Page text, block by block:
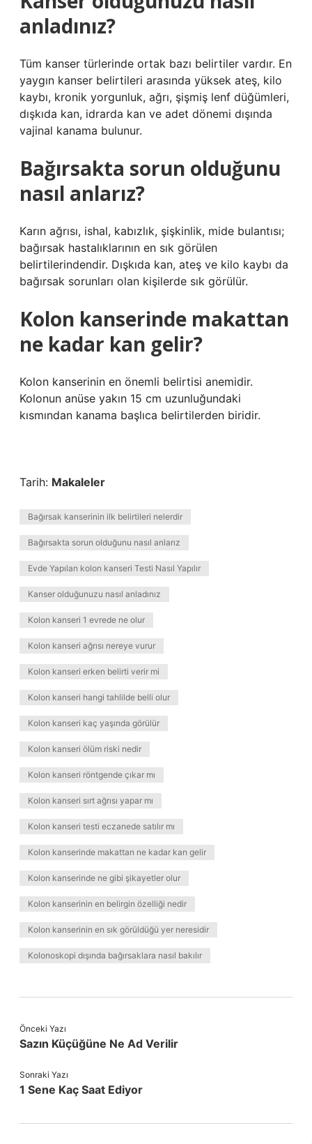
anladınız?
Tüm kanser türlerinde ortak bazı belirtiler vardır. En
yaygın kanser belirtileri arasında yüksek ateş, kilo
kaybı, kronik yorgunluk, ağrı, şişmiş lenf düğümleri,
dışkıda kan, idrarda kan ve adet dönemi dışında
vajinal kanama bulunur.
Bağırsakta sorun olduğunu
nasıl anlarız?
Karın ağrısı, ishal, kabızlık, şişkinlik, mide bulantısı;
bağırsak hastalıklarının en sık görülen
belirtilerindendir. Dışkıda kan, ateş ve kilo kaybı da
bağırsak sorunları olan kişilerde sık görülür.
Kolon kanserinde makattan
ne kadar kan gelir?
Kolon kanserinin en önemli belirtisi anemidir.
Kolonun anüse yakın 15 cm uzunluğundaki
kısmından kanama başlıca belirtilerden biridir.
Tarih: Makaleler
Bağırsak kanserinin ilk belirtileri nelerdir
Bağırsakta sorun olduğunu nasıl anlarız
Evde Yapılan kolon kanseri Testi Nasıl Yapılır
Kanser olduğunuzu nasıl anladınız
Kolon kanseri 1 evrede ne olur
Kolon kanseri ağrısı nereye vurur
Kolon kanseri erken belirti verir mi
Kolon kanseri hangi tahlilde belli olur
Kolon kanseri kaç yaşında görülür
Kolon kanseri ölüm riski nedir
Kolon kanseri röntgende çıkar mı
Kolon kanseri sırt ağrısı yapar mı
Kolon kanseri testi eczanede satılır mı
Kolon kanserinde makattan ne kadar kan gelir
Kolon kanserinde ne gibi şikayetler olur
Kolon kanserinin en belirgin özelliği nedir
Kolon kanserinin en sık görüldüğü yer neresidir
Kolonoskopi dışında bağırsaklara nasıl bakılır
Önceki Yazı
Sazın Küçüğüne Ne Ad Verilir
Sonraki Yazı
1 Sene Kaç Saat Ediyor